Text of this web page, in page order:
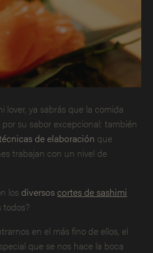
lover, ya sabrás que la comida
su sabor excepcional: también
de elaboración que
trabajan con un nivel de
los diversoscortes de sashimi
todos?
en el más fino de ellos, el
que se nos hace la boca